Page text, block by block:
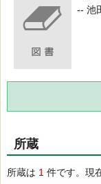
-- 池
所蔵
所蔵は 1 件です。現